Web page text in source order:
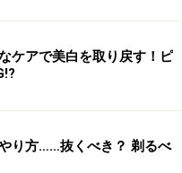
ケアで美白を取り戻す！ピ
り方……抜くべき？ 剃るべ